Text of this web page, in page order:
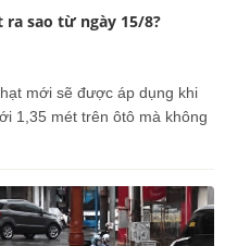
sao từ ngày 15/8?
mới sẽ được áp dụng khi
1,35 mét trên ôtô mà không